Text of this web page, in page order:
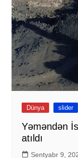
Dünya slider
Yəməndən
atıldı
Sentyabr 9,